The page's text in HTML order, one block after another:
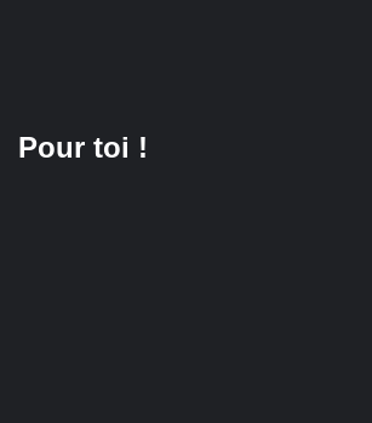
Pour toi !